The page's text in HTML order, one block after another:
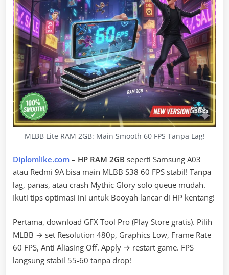
MLBB Lite RAM 2GB: Main Smooth 60 FPS Tanpa Lag!
Diplomlike.com – HP RAM 2GB seperti Samsung A03
atau Redmi 9A bisa main MLBB S38 60 FPS stabil! Tanpa
lag, panas, atau crash Mythic Glory solo queue mudah.
Ikuti tips optimasi ini untuk Booyah lancar di HP kentang!
Pertama, download GFX Tool Pro (Play Store gratis). Pilih
MLBB → set Resolution 480p, Graphics Low, Frame Rate
60 FPS, Anti Aliasing Off. Apply → restart game. FPS
langsung stabil 55-60 tanpa drop!